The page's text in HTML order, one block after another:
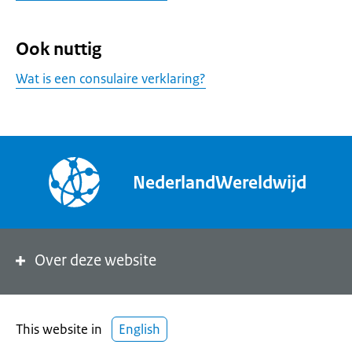
Ook nuttig
Wat is een consulaire verklaring?
NederlandWereldwijd
Over deze website
This website in English